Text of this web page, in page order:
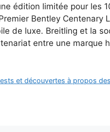
édition limitée pour les
Bentley Centenary
de luxe. Breitling et la
entre une marque
et découvertes à propos